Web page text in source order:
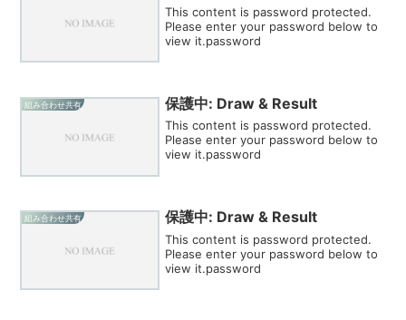
This content is password protected.
Please enter your password below to
view it.password
組み合わせ共有 保護中: Draw & Result
This content is password protected.
Please enter your password below to
view it.password
組み合わせ共有 保護中: Draw & Result
This content is password protected.
Please enter your password below to
view it.password